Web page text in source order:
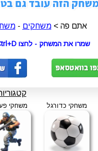
אתם פה >משחקים -
שמרו את המשחק - לחצו Ctrl+D כדי לשמור במועדפים או שתפו עם חברים
משחקי כדורגל משחקי